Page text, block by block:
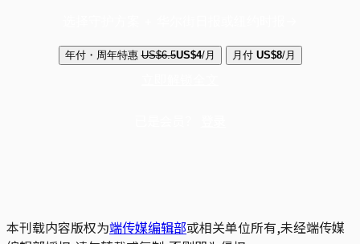
年付・周年特惠 US$6.5US$4/月 月付 US$8/月
本刊载内容版权为端传媒编辑部或相关单位所有,未经端传媒